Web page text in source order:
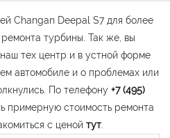
Changan Deepal S7 для более
турбины. Так же, вы
тех центр и в устной форме
автомобиле и о проблемах или
По телефону +7 (495)
примерную стоимость ремонта
с ценой тут